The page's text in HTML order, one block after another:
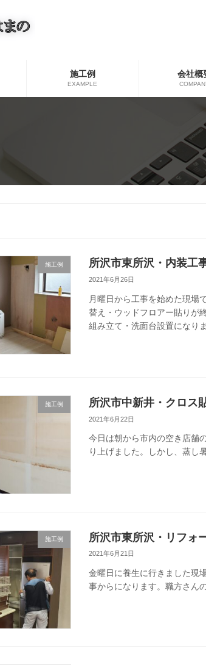
施工例
EXAMPLE
会社概
施工例 所沢市東所沢・内装工
2021年6月26日
月曜日から工事を始めた現場
替え・ウッドフロアー貼りが
組み立て・洗面台設置になりま
施工例 所沢市中新井・クロス
2021年6月22日
今日は朝から市内の空き店舗
り上げました。しかし、蒸し
施工例 所沢市東所沢・リフォ
2021年6月21日
金曜日に養生に行きました現
事からになります。職方さん